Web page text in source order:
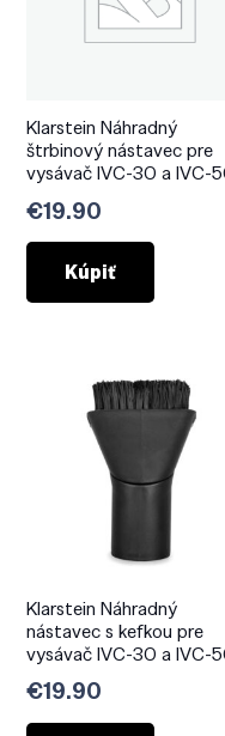
Klarstein Náhradný
štrbinový nástavec pre
vysávač IVC-30 a IVC-
€19.90
Kúpiť
Klarstein Náhradný
nástavec s kefkou pre
vysávač IVC-30 a IVC-
€19.90